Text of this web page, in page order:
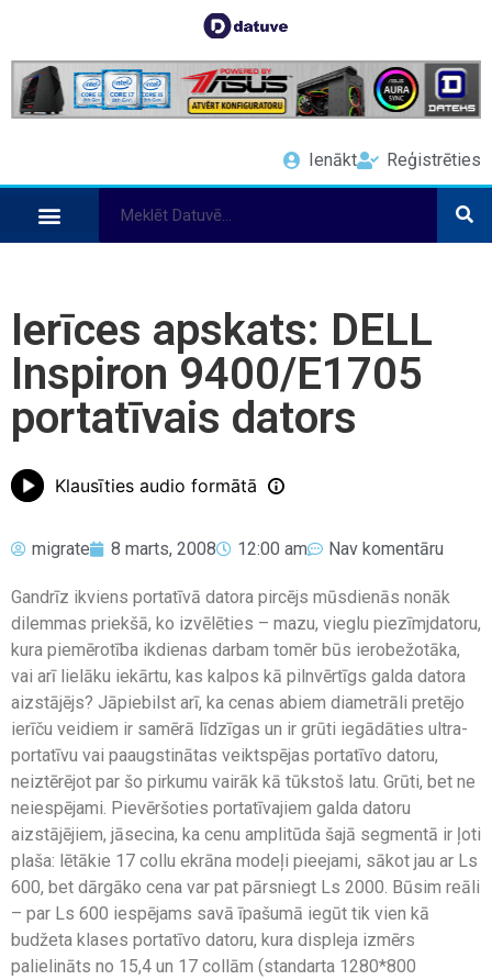
Ienākt Reģistrēties
Ierīces apskats: DELL
Inspiron 9400/E1705
portatīvais dators
Klausīties audio formātā
migrate 8 marts, 2008 12:00 am Nav komentāru
Gandrīz ikviens portatīvā datora pircējs mūsdienās nonāk
dilemmas priekšā, ko izvēlēties – mazu, vieglu piezīmjdatoru,
kura piemērotība ikdienas darbam tomēr būs ierobežotāka,
vai arī lielāku iekārtu, kas kalpos kā pilnvērtīgs galda datora
aizstājējs? Jāpiebilst arī, ka cenas abiem diametrāli pretējo
ierīču veidiem ir samērā līdzīgas un ir grūti iegādāties ultra-
portatīvu vai paaugstinātas veiktspējas portatīvo datoru,
neiztērējot par šo pirkumu vairāk kā tūkstoš latu. Grūti, bet ne
neiespējami. Pievēršoties portatīvajiem galda datoru
aizstājējiem, jāsecina, ka cenu amplitūda šajā segmentā ir ļoti
plaša: lētākie 17 collu ekrāna modeļi pieejami, sākot jau ar Ls
600, bet dārgāko cena var pat pārsniegt Ls 2000. Būsim reāli
– par Ls 600 iespējams savā īpašumā iegūt tik vien kā
budžeta klases portatīvo datoru, kura displeja izmērs
palielināts no 15,4 un 17 collām (standarta 1280*800